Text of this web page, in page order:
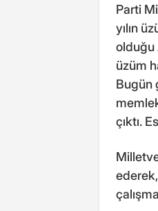
Parti
yılın
olduğu
üzüm
Bugün
çıktı.